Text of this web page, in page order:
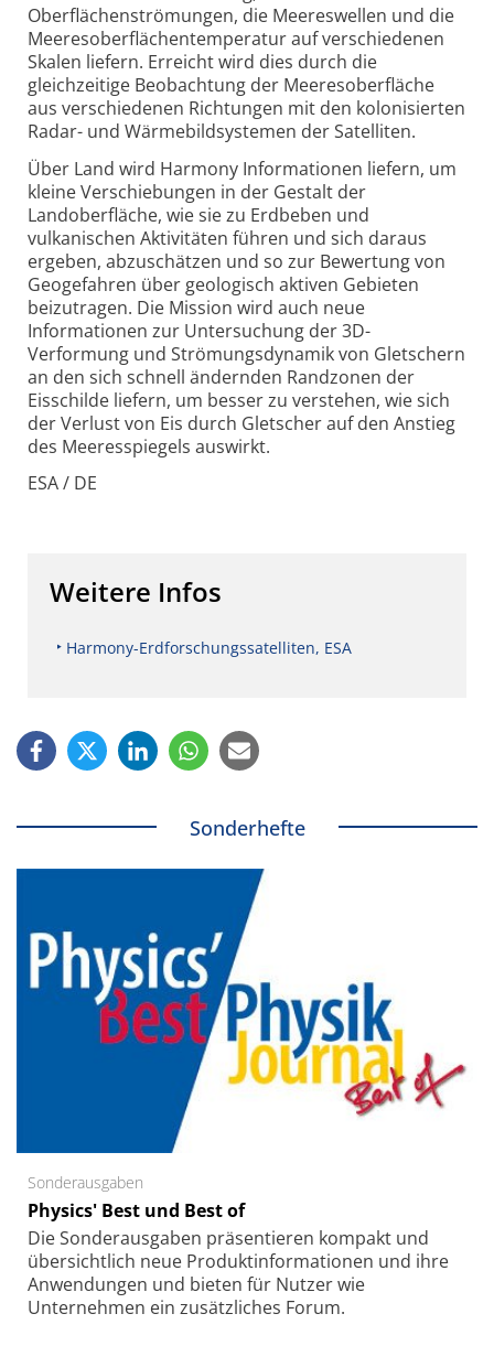
Oberflächenströmungen, die Meereswellen und die
Meeresoberflächentemperatur auf verschiedenen
Skalen liefern. Erreicht wird dies durch die
gleichzeitige Beobachtung der Meeresoberfläche
aus verschiedenen Richtungen mit den kolonisierten
Radar- und Wärmebildsystemen der Satelliten.
Über Land wird Harmony Informationen liefern, um
kleine Verschiebungen in der Gestalt der
Landoberfläche, wie sie zu Erdbeben und
vulkanischen Aktivitäten führen und sich daraus
ergeben, abzuschätzen und so zur Bewertung von
Geogefahren über geologisch aktiven Gebieten
beizutragen. Die Mission wird auch neue
Informationen zur Untersuchung der 3D-
Verformung und Strömungsdynamik von Gletschern
an den sich schnell ändernden Randzonen der
Eisschilde liefern, um besser zu verstehen, wie sich
der Verlust von Eis durch Gletscher auf den Anstieg
des Meeresspiegels auswirkt.
ESA / DE
Weitere Infos
Harmony-Erdforschungssatelliten, ESA
Sonderhefte
Sonderausgaben
Physics' Best und Best of
Die Sonder­ausgaben präsentieren kompakt und
übersichtlich neue Produkt­informationen und ihre
Anwendungen und bieten für Nutzer wie
Unternehmen ein zusätzliches Forum.